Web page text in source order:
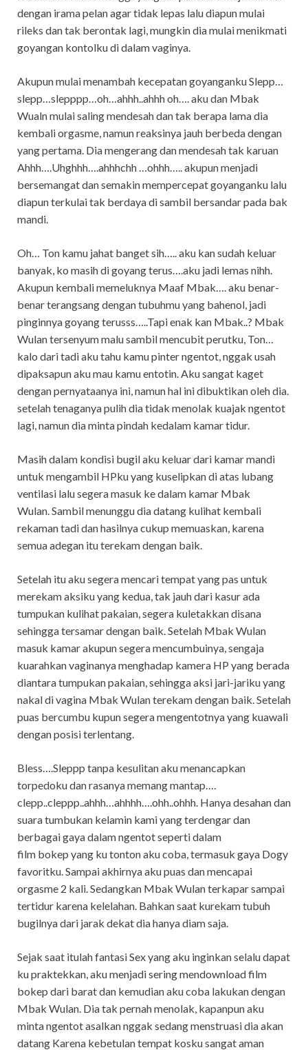
dengan irama pelan agar tidak lepas lalu diapun mulai
rileks dan tak berontak lagi, mungkin dia mulai menikmati
goyangan kontolku di dalam vaginya.
Akupun mulai menambah kecepatan goyanganku Slepp…
slepp…slepppp…oh…ahhh..ahhh oh…. aku dan Mbak
Wualn mulai saling mendesah dan tak berapa lama dia
kembali orgasme, namun reaksinya jauh berbeda dengan
yang pertama. Dia mengerang dan mendesah tak karuan
Ahhh….Uhghhh….ahhhchh …ohhh….. akupun menjadi
bersemangat dan semakin mempercepat goyanganku lalu
diapun terkulai tak berdaya di sambil bersandar pada bak
mandi.
Oh… Ton kamu jahat banget sih….. aku kan sudah keluar
banyak, ko masih di goyang terus….aku jadi lemas nihh.
Akupun kembali memeluknya Maaf Mbak…. aku benar-
benar terangsang dengan tubuhmu yang bahenol, jadi
pinginnya goyang terusss…..Tapi enak kan Mbak..? Mbak
Wulan tersenyum malu sambil mencubit perutku, Ton…
kalo dari tadi aku tahu kamu pinter ngentot, nggak usah
dipaksapun aku mau kamu entotin. Aku sangat kaget
dengan pernyataanya ini, namun hal ini dibuktikan oleh dia.
setelah tenaganya pulih dia tidak menolak kuajak ngentot
lagi, namun dia minta pindah kedalam kamar tidur.
Masih dalam kondisi bugil aku keluar dari kamar mandi
untuk mengambil HPku yang kuselipkan di atas lubang
ventilasi lalu segera masuk ke dalam kamar Mbak
Wulan. Sambil menunggu dia datang kulihat kembali
rekaman tadi dan hasilnya cukup memuaskan, karena
semua adegan itu terekam dengan baik.
Setelah itu aku segera mencari tempat yang pas untuk
merekam aksiku yang kedua, tak jauh dari kasur ada
tumpukan kulihat pakaian, segera kuletakkan disana
sehingga tersamar dengan baik. Setelah Mbak Wulan
masuk kamar akupun segera mencumbuinya, sengaja
kuarahkan vaginanya menghadap kamera HP yang berada
diantara tumpukan pakaian, sehingga aksi jari-jariku yang
nakal di vagina Mbak Wulan terekam dengan baik. Setelah
puas bercumbu kupun segera mengentotnya yang kuawali
dengan posisi terlentang.
Bless….Sleppp tanpa kesulitan aku menancapkan
torpedoku dan rasanya memang mantap….
clepp..cleppp..ahhh…ahhhh….ohh..ohhh. Hanya desahan dan
suara tumbukan kelamin kami yang terdengar dan
berbagai gaya dalam ngentot seperti dalam
film bokep yang ku tonton aku coba, termasuk gaya Dogy
favoritku. Sampai akhirnya aku puas dan mencapai
orgasme 2 kali. Sedangkan Mbak Wulan terkapar sampai
tertidur karena kelelahan. Bahkan saat kurekam tubuh
bugilnya dari jarak dekat dia hanya diam saja.
Sejak saat itulah fantasi Sex yang aku inginkan selalu dapat
ku praktekkan, aku menjadi sering mendownload film
bokep dari barat dan kemudian aku coba lakukan dengan
Mbak Wulan. Dia tak pernah menolak, kapanpun aku
minta ngentot asalkan nggak sedang menstruasi dia akan
datang Karena kebetulan tempat kosku sangat aman